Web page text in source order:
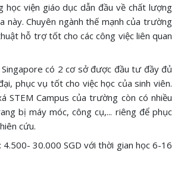
học viện giáo dục dẫn đầu về chất lượng
này. Chuyên ngành thế mạnh của trường
hỗ trợ tốt cho các công việc liên quan
Singapore có 2 cơ sở được đầu tư đầy đủ
phục vụ tốt cho việc học của sinh viên.
STEM Campus của trường còn có nhiều
bị máy móc, công cụ,... riêng để phục
cứu.
4.500- 30.000 SGD với thời gian học 6-16